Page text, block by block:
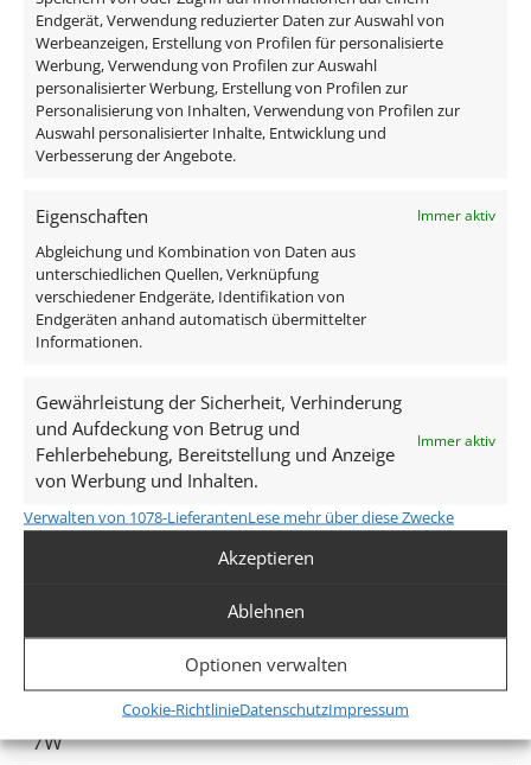
Endgerät, Verwendung reduzierter Daten zur Auswahl von
Werbeanzeigen, Erstellung von Profilen für personalisierte
Werbung, Verwendung von Profilen zur Auswahl
personalisierter Werbung, Erstellung von Profilen zur
Personalisierung von Inhalten, Verwendung von Profilen zur
Auswahl personalisierter Inhalte, Entwicklung und
Verbesserung der Angebote.
Eigenschaften Immer aktiv
Abgleichung und Kombination von Daten aus
unterschiedlichen Quellen, Verknüpfung
verschiedener Endgeräte, Identifikation von
Endgeräten anhand automatisch übermittelter
Informationen.
Gewährleistung der Sicherheit, Verhinderung
und Aufdeckung von Betrug und
Fehlerbehebung, Bereitstellung und Anzeige
von Werbung und Inhalten.
Immer aktiv
Verwalten von 1078-LieferantenLese mehr über diese Zwecke
Akzeptieren
Ablehnen
Optionen verwalten
Cookie-RichtlinieDatenschutzImpressum
DALI Dimmaktor
Funkdimmer
Zigbee / Philips Hue
Im Lieferumfang ist eine komplette Pendelleuchte
anschließen zu können.
Lieferumfang:
1x Signature Pendelleuchte 1-flammig schwarz
1x dimmbares GU10 Leuchtmittel 7W
Technische Daten
Gesamtmaße
Siehe Skizze in der Bildergalerie
Leistung (W)
7W